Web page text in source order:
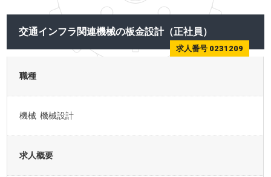
交通インフラ関連機械の板金設計（正社員）
求人番号 0231209
職種
機械 機械設計
求人概要